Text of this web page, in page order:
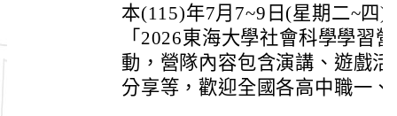
本(115)年7月7~9日(星期二~四)
「2026東海大學社會科學學習
動，營隊內容包含演講、遊戲
分享等，歡迎全國各高中職一